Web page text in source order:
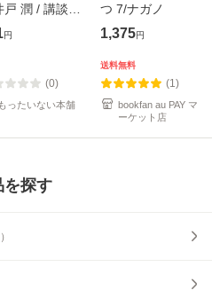
戸 潤 / 講談社
]【メール便送
円
(0)
もったいない本舗
つ 7/ナガノ
1,375円
送料無料
(1)
bookfan au PAY マ
ーケット店
を探す
）